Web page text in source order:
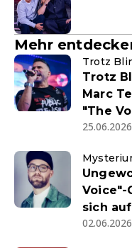
Mehr
Trotz
Trotz
Marc
"The
Voice"-
sich